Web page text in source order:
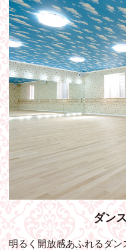
ダン
明るく開放感あふれるダ